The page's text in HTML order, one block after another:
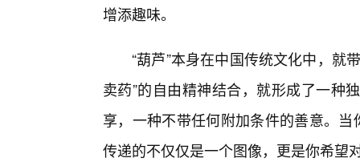
增添趣味。
“葫芦”本身在中国传统文化中，就
卖药”的自由精神结合，就形成了一种
享，一种不带任何附加条件的善意。
传递的不仅仅是一个图像，更是你希望